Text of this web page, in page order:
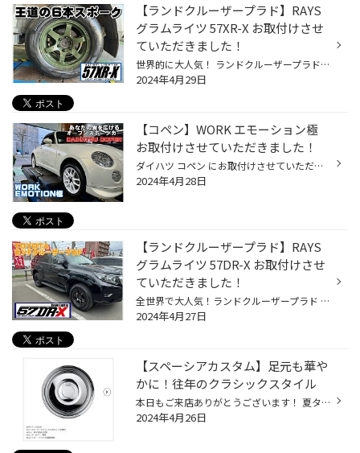
【ランドクルーザープラド】RAYS
グラムライツ 57XR-X お取付けさせ
ていただきました！
世界的に大人気！ ランドクルーザープラドにお取付けさせていただきました！ 【タイヤ】 265/65R17 112H ALENZA（アレンザ）LX100 【アルミホイール】 57DR-X Limited Edition「ジャングルグリーン」 よりワイルドに！よりタフに！限定色、ジャングルグリーン登場。 国内外のドリフトシーンで支持を...
2024年4月29日
【コペン】WORK エモーション極
お取付けさせていただきました！
ダイハツ コペン にお取付けさせていただきました！ 【タイヤ】 165/50R16 POTENZA（ポテンザ）RE-71RS 【ホイール】 16×50 +45 カラー：ホワイト センターキャップ：フラットタイプWブラック（オプション） WORK EMOTION CR Kiwami
2024年4月28日
【ランドクルーザープラド】RAYS
グラムライツ 57DR-X お取付けさせ
ていただきました！
全世界で大人気！ランドクルーザープラド 純正タイヤを利用してホイール変更でイメージチェンジ！ 【タイヤ】 新車装着のミシュランタイヤ 【ホイール】 RAYS（レイズ） gramLIGHTS 57DR-X 57DRの系譜、進化した伝統の6スポークモデルをラージ P.C.D.化 57DR-Xは、国内外のドリフトシーンで支持を集...
2024年4月27日
【スペーシアカスタム】足元も華や
かに！往年のクラシックスタイル
本日もご来店ありがとうございます！ 夏タイヤの履き替えがピークを迎えていますが この機会にホイールも華やかなものへ チェンジするお客様増えています！ そんなホイール装着例をご紹介いたします♪ WORK LeadSled（レッドスレッド） 商品HPはこちら 軽自動車用ホイール！ 軽自動車もおしゃれに履...
2024年4月26日